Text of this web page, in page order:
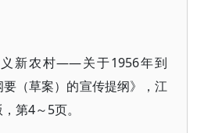
新农村——关于1956年到
（草案）的宣传提纲》，江
第4～5页。